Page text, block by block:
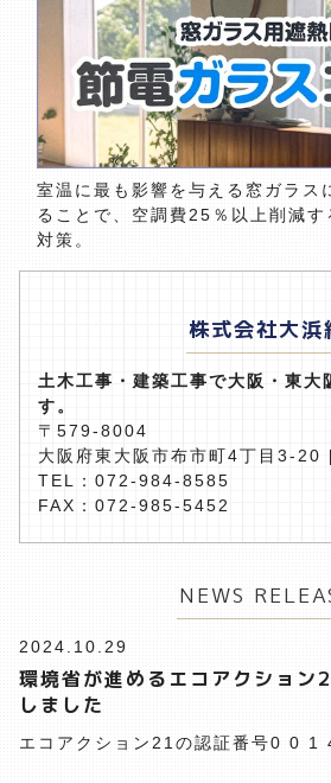
室温に最も影響を与える窓ガラス
ることで、空調費25％以上削減す
対策。
株式会社大浜
土木工事・建築工事で大阪・東大
す。
〒579-8004
大阪府東大阪市布市町4丁目3-20
TEL：072-984-8585
FAX：072-985-5452
NEWS
2024.10.29
環境省が進めるエコアクション
しました
エコアクション21の認証番号0 0 1